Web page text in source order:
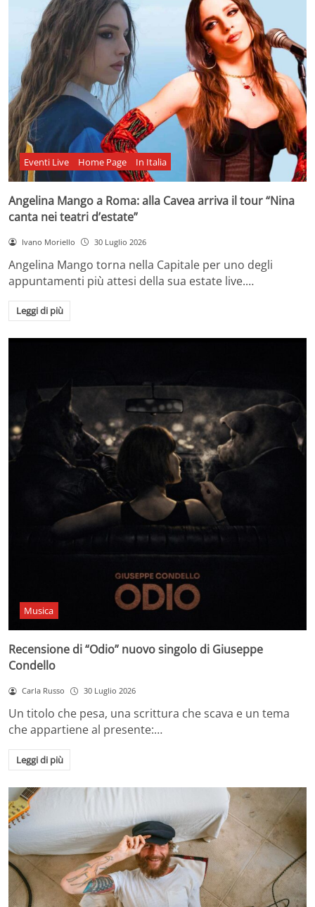
Eventi Live Home Page In Italia
Angelina Mango a Roma: alla Cavea arriva il tour “Nina
canta nei teatri d’estate”
Ivano Moriello 30 Luglio 2026
Angelina Mango torna nella Capitale per uno degli
appuntamenti più attesi della sua estate live.…
Leggi di più
Musica
Recensione di “Odio” nuovo singolo di Giuseppe
Condello
Carla Russo 30 Luglio 2026
Un titolo che pesa, una scrittura che scava e un tema
che appartiene al presente:…
Leggi di più